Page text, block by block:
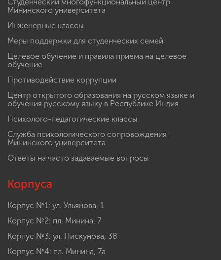
Мининского университета
Инженерные классы
Меры поддержки для студенческих семей
Целевое обучение и правила приема на целевое
обучение
Противодействие коррупции
Центр открытого образования на русском языке и
обучения русскому языку в Республике Индия
Психолого-педагогические классы
Служба психологического сопровождения
Мининского университета
Ответы на часто задаваемые вопросы
Корпуса
Корпус №1: ул. Ульянова, 1
Корпус №2: пл. Минина, 7
Корпус №3: ул. Пискунова, 38
Корпус №4: пл. Минина, 7а